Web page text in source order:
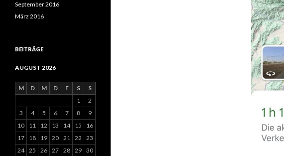
September 2016
März 2016
BEITRÄGE
AUGUST 2026
M D M D F S
S
1
2
3
4 5 6 7 8
9
10
11 12 13 14 15
16
17
18 19 20 21 22
23
24 25 26 27 28 29 30